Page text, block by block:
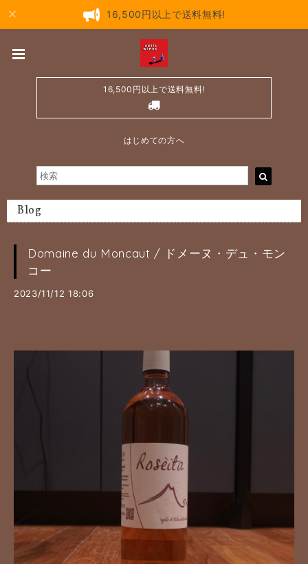
16,500円以上で送料無料!
16,500円以上で送料無料!
はじめての方へ
Blog
Domaine du Moncaut / ドメーヌ・デュ・モン
コー
2023/11/12 18:06